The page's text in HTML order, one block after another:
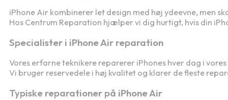
iPhone Air kombinerer let design med høj ydeevne, men
Hos Centrum Reparation hjælper vi dig hurtigt, hvis din
Specialister i iPhone Air reparation
Vores erfarne teknikere reparerer iPhones hver dag i
Vi bruger reservedele i høj kvalitet og klarer de fleste
Typiske reparationer på iPhone Air